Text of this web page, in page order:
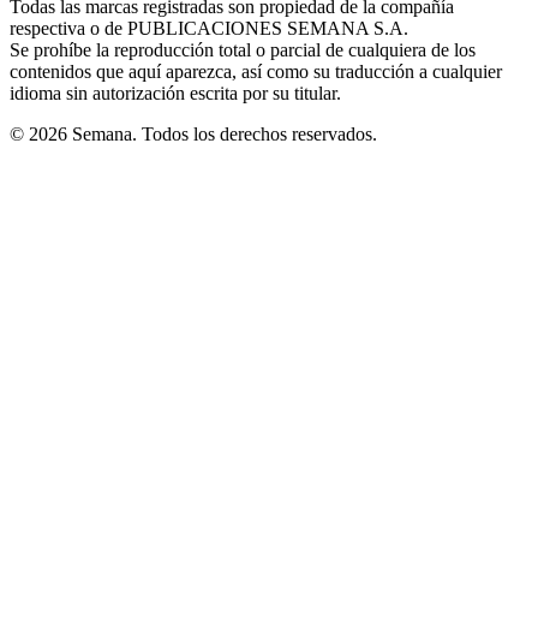
new
window
Todas las marcas registradas son propiedad de la compañía
respectiva o de PUBLICACIONES SEMANA S.A.
Se prohíbe la reproducción total o parcial de cualquiera de los
contenidos que aquí aparezca, así como su traducción a cualquier
idioma sin autorización escrita por su titular.
© 2026 Semana. Todos los derechos reservados.